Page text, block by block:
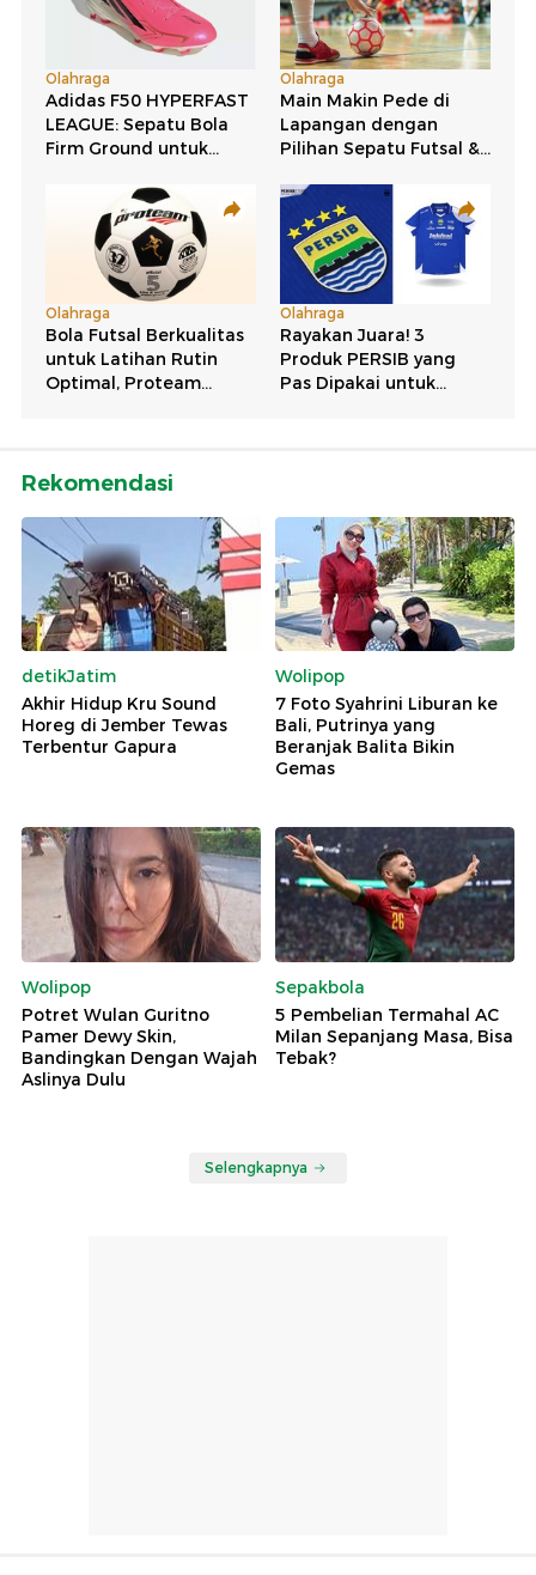
Rekomendasi
detikJatim
Akhir Hidup Kru Sound
Horeg di Jember Tewas
Terbentur Gapura
Wolipop
7 Foto Syahrini Liburan ke
Bali, Putrinya yang
Beranjak Balita Bikin
Gemas
Wolipop
Potret Wulan Guritno
Pamer Dewy Skin,
Bandingkan Dengan Wajah
Aslinya Dulu
Sepakbola
5 Pembelian Termahal AC
Milan Sepanjang Masa, Bisa
Tebak?
Selengkapnya